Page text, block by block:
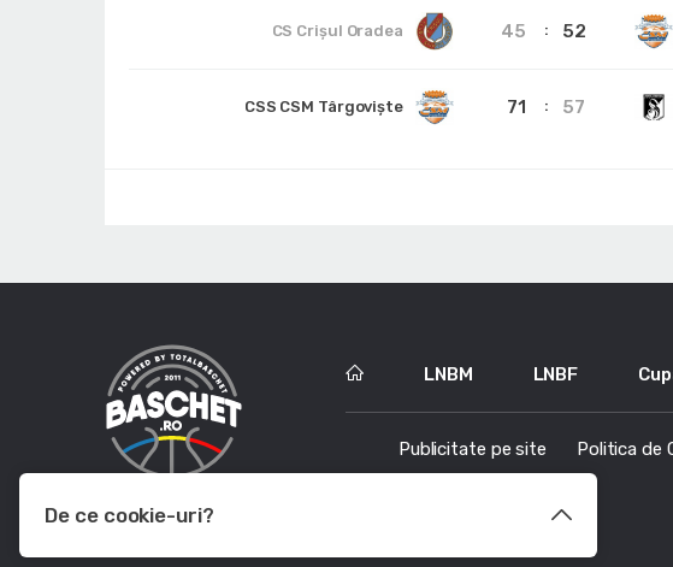
CS Crișul Oradea 45 52
CSS CSM Târgoviște 71 57
LNBM LNBF
Publicitate pe site Politica de
De ce cookie-uri?